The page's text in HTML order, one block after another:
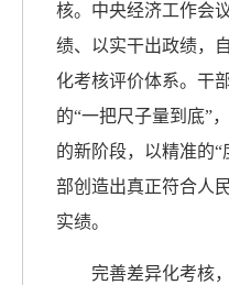
核。中央经济工作会
绩、以实干出政绩，
化考核评价体系。干
的“一把尺子量到底”
的新阶段，以精准的
部创造出真正符合人
实绩。
完善差异化考核